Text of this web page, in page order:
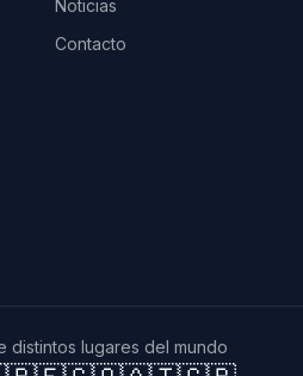
Noticias
Contacto
distintos lugares del mundo